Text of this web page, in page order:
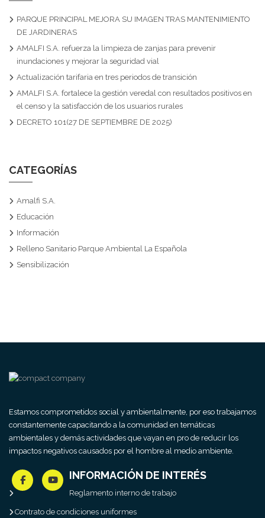
PARQUE PRINCIPAL MEJORA SU IMAGEN TRAS MANTENIMIENTO
DE JARDINERAS
AMALFI S.A. refuerza la limpieza de zanjas para prevenir
inundaciones y mejorar la seguridad vial
Actualización tarifaria en tres periodos de transición
AMALFI S.A. fortalece la gestión veredal con resultados positivos en
el censo y la satisfacción de los usuarios rurales
DECRETO 101(27 DE SEPTIEMBRE DE 2025)
CATEGORÍAS
Amalfi S.A.
Educación
Información
Relleno Sanitario Parque Ambiental La Española
Sensibilización
Estamos comprometidos social y ambientalmente, por eso trabajamos
constantemente capacitando a la comunidad en temáticas
ambientales y demás actividades que vayan en pro de reducir los
impactos negativos causados por el hombre al medio ambiente.
INFORMACIÓN DE INTERÉS
Reglamento interno de trabajo
Contrato de condiciones uniformes